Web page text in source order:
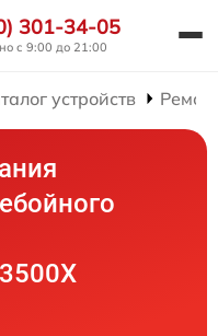
301-34-05
с 9:00 до 21:00
устройств